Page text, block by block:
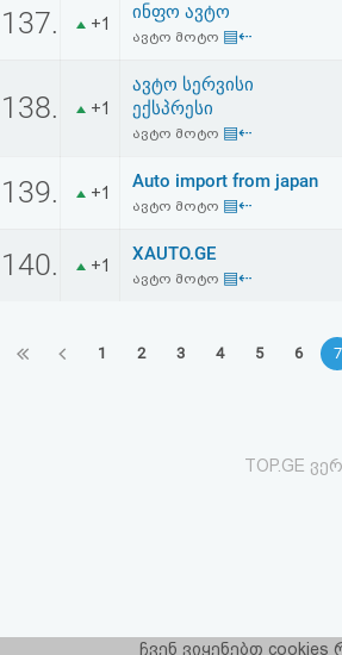
137. +1
ინფო ავტო
ავტო მოტო ▤⇠
138. +1
ავტო სერვისი
ექსპრესი
ავტო მოტო ▤⇠
139. +1
Auto import from japan
ავტო მოტო ▤⇠
140. +1
XAUTO.GE
ავტო მოტო ▤⇠
1 2 3 4 5 6 7
TOP.GE
ჩვენ ვიყენებთ